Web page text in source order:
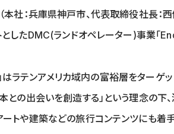
社：兵庫県神戸市、代表取締役社長：
したDMC(ランドオペレーター)事業「
ラテンアメリカ域内の富裕層をターゲッ
との出会いを創造する」という理念の
トや建築などの旅行コンテンツにも着